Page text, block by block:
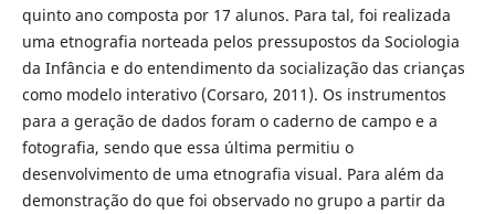
quinto ano composta por 17 alunos. Para tal, foi realizada
uma etnografia norteada pelos pressupostos da Sociologia
da Infância e do entendimento da socialização das crianças
como modelo interativo (Corsaro, 2011). Os instrumentos
para a geração de dados foram o caderno de campo e a
fotografia, sendo que essa última permitiu o
desenvolvimento de uma etnografia visual. Para além da
demonstração do que foi observado no grupo a partir da